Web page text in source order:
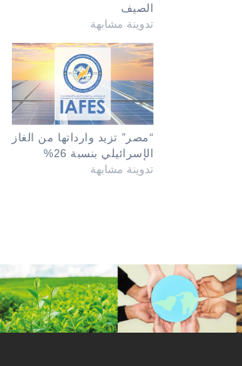
الصيف
تدوينة مشابهة
“مصر” تزيد وارداتها من الغاز
الإسرائيلي بنسبة 26%
تدوينة مشابهة